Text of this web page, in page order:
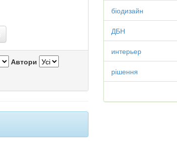
Автори
біодизайн
ДБН
интерьер
рішення